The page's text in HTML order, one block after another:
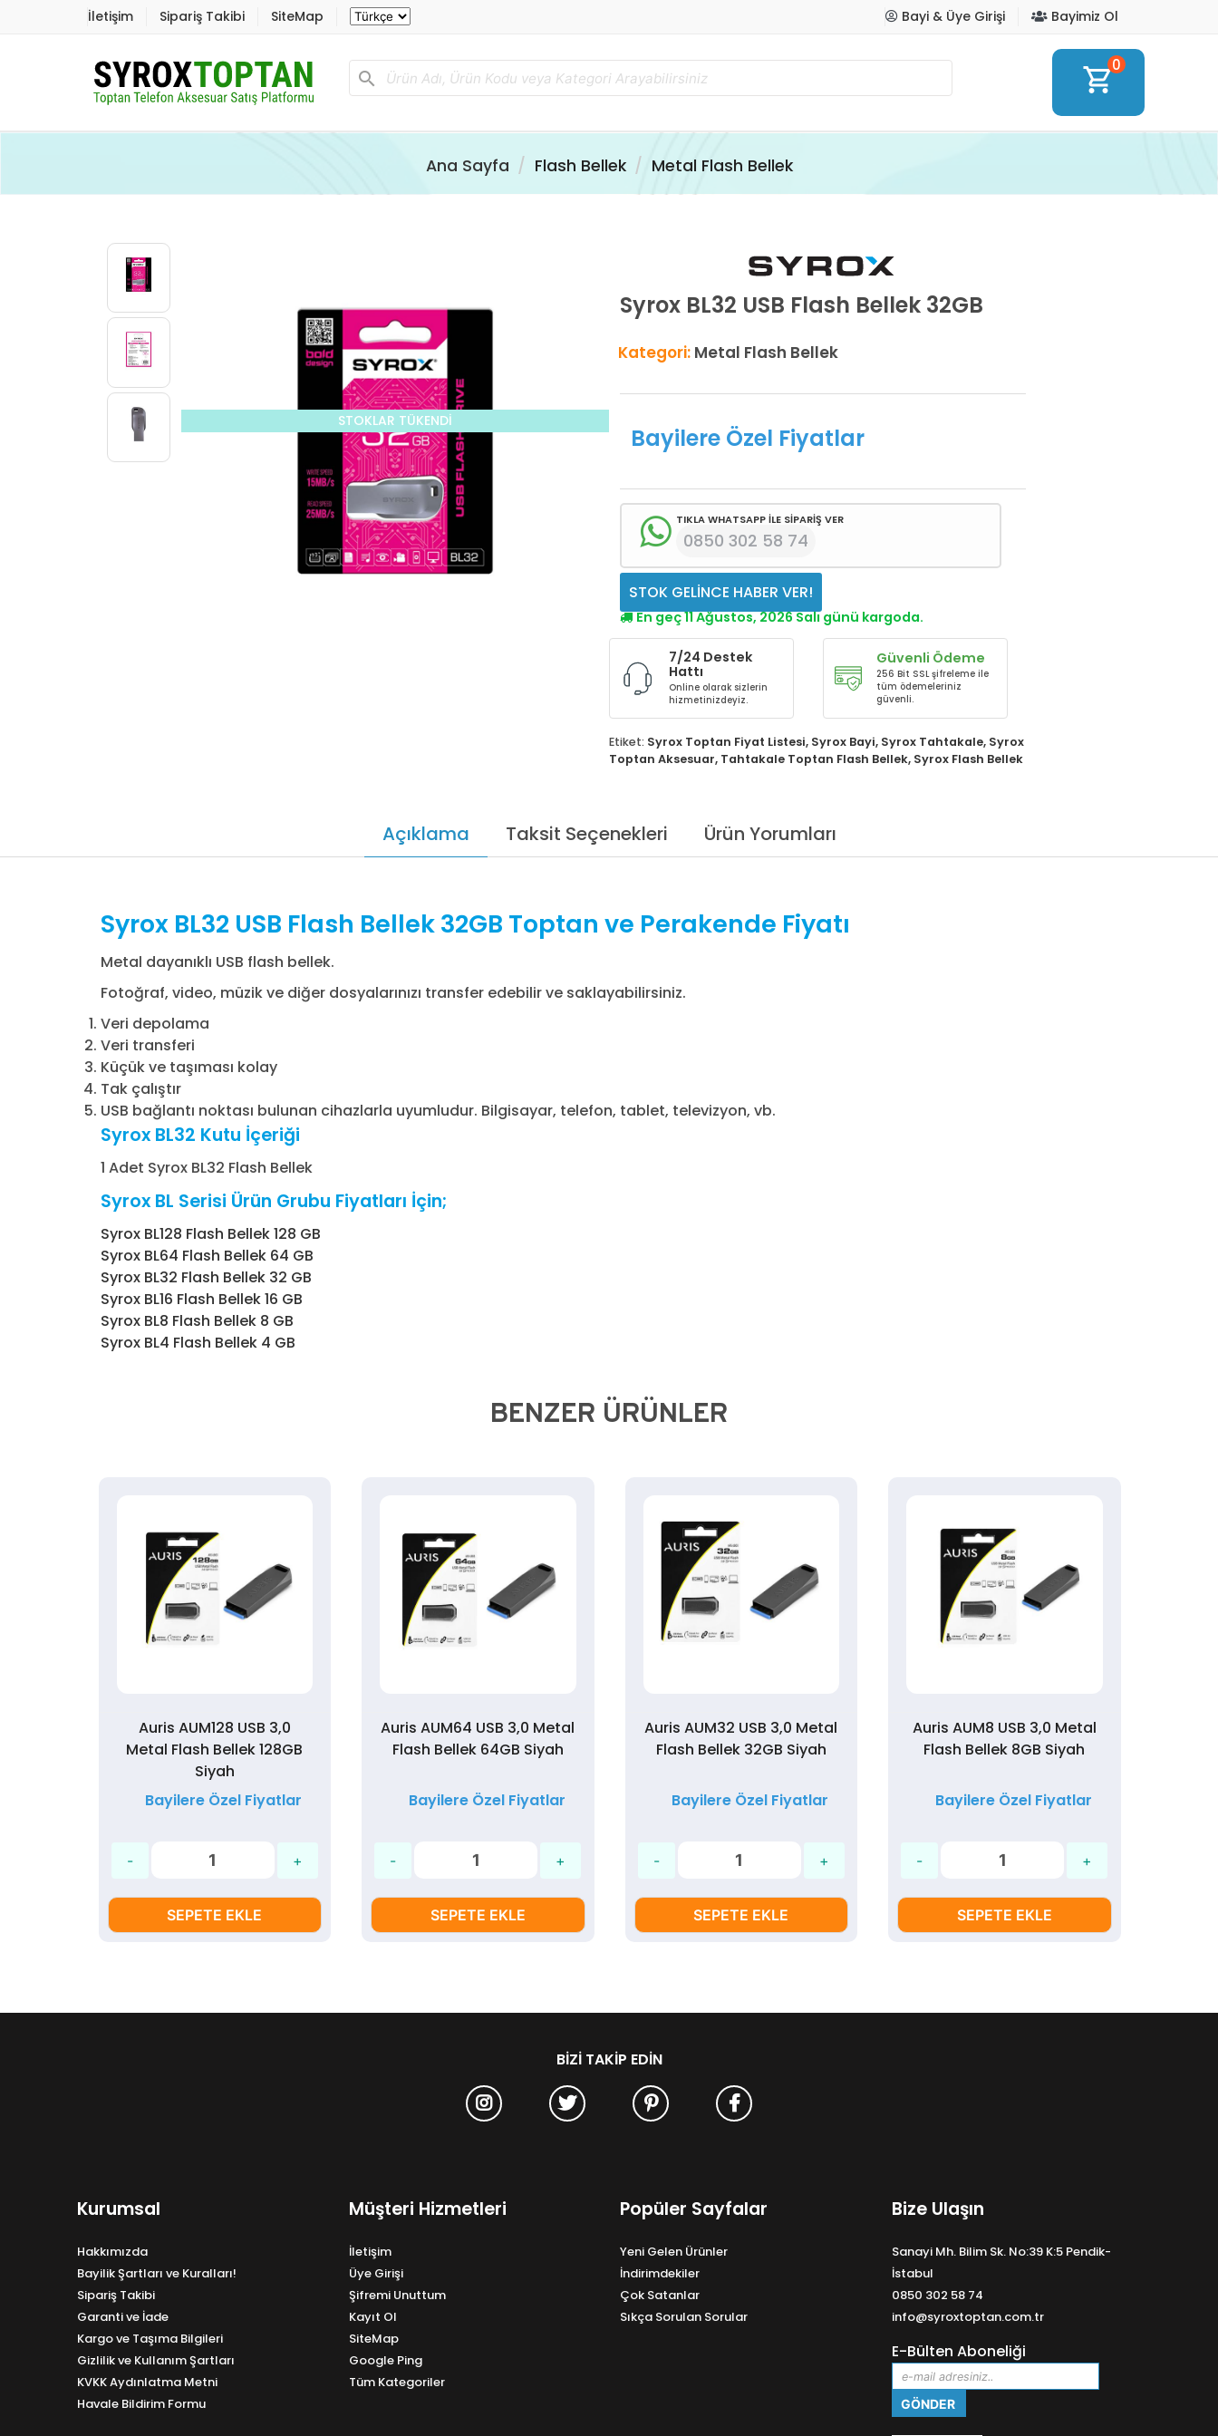
İletişim Sipariş Takibi SiteMap Bayi & Üye Girişi Bayimiz Ol
search shopping_cart0
Ana Sayfa Flash Bellek Metal Flash Bellek
STOKLAR TÜKENDİ
Syrox BL32 USB Flash Bellek 32GB
Kategori: Metal Flash Bellek
Bayilere Özel Fiyatlar
TIKLA WHATSAPP İLE SİPARİŞ VER
0850 302 58 74
STOK GELİNCE HABER VER!
En geç 11 Ağustos, 2026 Salı günü kargoda.
7/24 Destek
Hattı
Online olarak sizlerin
hizmetinizdeyiz.
Güvenli Ödeme
256 Bit SSL şifreleme ile
tüm ödemeleriniz
güvenli.
Etiket: Syrox Toptan Fiyat Listesi, Syrox Bayi, Syrox Tahtakale, Syrox
Toptan Aksesuar, Tahtakale Toptan Flash Bellek, Syrox Flash Bellek
Açıklama Taksit Seçenekleri Ürün Yorumları
Syrox BL32 USB Flash Bellek 32GB Toptan ve Perakende Fiyatı
Metal dayanıklı USB flash bellek.
Fotoğraf, video, müzik ve diğer dosyalarınızı transfer edebilir ve saklayabilirsiniz.
Veri depolama
Veri transferi
Küçük ve taşıması kolay
Tak çalıştır
USB bağlantı noktası bulunan cihazlarla uyumludur. Bilgisayar, telefon, tablet, televizyon, vb.
Syrox BL32 Kutu İçeriği
1 Adet Syrox BL32 Flash Bellek
Syrox BL Serisi Ürün Grubu Fiyatları İçin;
Syrox BL128 Flash Bellek 128 GB
Syrox BL64 Flash Bellek 64 GB
Syrox BL32 Flash Bellek 32 GB
Syrox BL16 Flash Bellek 16 GB
Syrox BL8 Flash Bellek 8 GB
Syrox BL4 Flash Bellek 4 GB
BENZER ÜRÜNLER
Auris AUM128 USB 3,0
Metal Flash Bellek 128GB
Siyah
Bayilere Özel Fiyatlar
SEPETE EKLE
Auris AUM64 USB 3,0 Metal
Flash Bellek 64GB Siyah
Bayilere Özel Fiyatlar
SEPETE EKLE
Auris AUM32 USB 3,0 Metal
Flash Bellek 32GB Siyah
Bayilere Özel Fiyatlar
SEPETE EKLE
Auris AUM8 USB 3,0 Metal
Flash Bellek 8GB Siyah
Bayilere Özel Fiyatlar
SEPETE EKLE
BIZI TAKIP EDIN
Kurumsal
Hakkımızda
Bayilik Şartları ve Kuralları!
Sipariş Takibi
Garanti ve İade
Kargo ve Taşıma Bilgileri
Gizlilik ve Kullanım Şartları
KVKK Aydınlatma Metni
Havale Bildirim Formu
Müşteri Hizmetleri
İletişim
Üye Girişi
Şifremi Unuttum
Kayıt Ol
SiteMap
Google Ping
Tüm Kategoriler
Popüler Sayfalar
Yeni Gelen Ürünler
İndirimdekiler
Çok Satanlar
Sıkça Sorulan Sorular
Bize Ulaşın
Sanayi Mh. Bilim Sk. No:39 K:5 Pendik-
İstabul
0850 302 58 74
info@syroxtoptan.com.tr
E-Bülten Aboneliği